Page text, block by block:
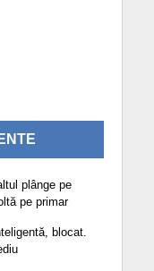
plânge pe
pe primar
blocat.